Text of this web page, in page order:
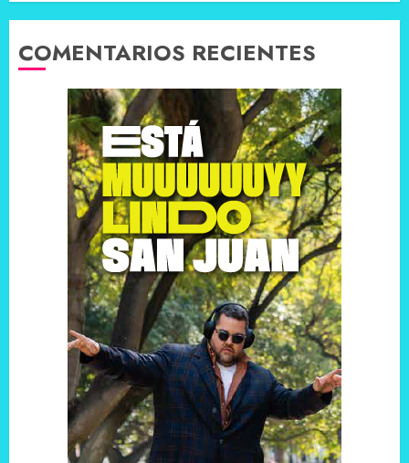
COMENTARIOS RECIENTES